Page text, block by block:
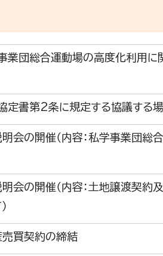
事業団総合運動場の高度化利用
協定書第2条に規定する協議する
会の開催（内容：私学事業団総
会の開催（内容：土地譲渡契
売買契約の締結